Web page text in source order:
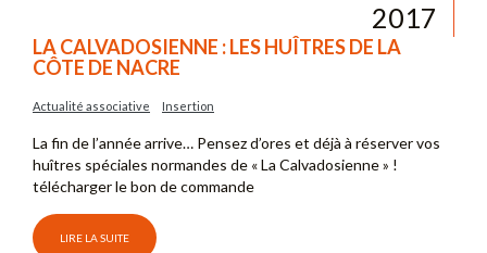
2017
LA CALVADOSIENNE : LES HUÎTRES DE LA
CÔTE DE NACRE
Actualité associative Insertion
La fin de l’année arrive… Pensez d’ores et déjà à réserver vos
huîtres spéciales normandes de « La Calvadosienne » !
télécharger le bon de commande
LIRE LA SUITE